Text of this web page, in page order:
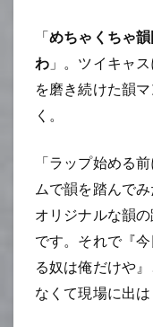
「めちゃくちゃ
わ 」。ツイキャ
を磨き続けた韻
く。
「ラップ始める
ムで韻を踏んで
オリジナルな韻
です。それで『
る奴は俺だけや
なくて現場に出は